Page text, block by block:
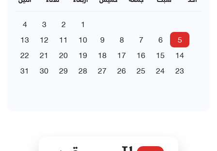
1
2
3
4
5
6
7
8
9
10
11
12
13
14
15
16
17
18
19
20
21
22
23
24
25
26
27
28
29
30
31